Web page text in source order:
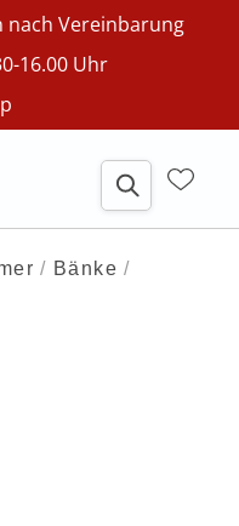
nach Vereinbarung
16.00 Uhr
Bänke